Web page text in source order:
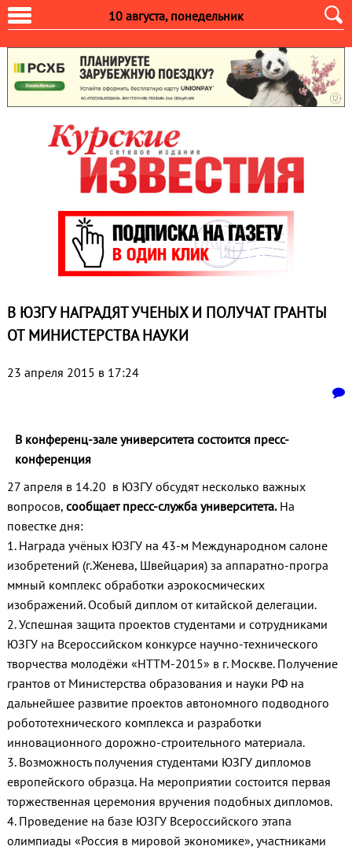
10 августа, понедельник
В ЮЗГУ НАГРАДЯТ УЧЕНЫХ И ПОЛУЧАТ ГРАНТЫ
ОТ МИНИСТЕРСТВА НАУКИ
23 апреля 2015 в 17:24
В конференц-зале университета состоится пресс-
конференция
27 апреля в 14.20 в ЮЗГУ обсудят несколько важных
вопросов, сообщает пресс-служба университета.На
повестке дня:
1. Награда учёных ЮЗГУ на 43-м Международном салоне
изобретений (г.Женева, Швейцария) за аппаратно-програ
ммный комплекс обработки аэрокосмических
изображений. Особый диплом от китайской делегации.
2. Успешная защита проектов студентами и сотрудниками
ЮЗГУ на Всероссийском конкурсе научно-технического
творчества молодёжи «НТТМ-2015» в г. Москве. Получение
грантов от Министерства образования и науки РФ на
дальнейшее развитие проектов автономного подводного
робототехнического комплекса и разработки
инновационного дорожно-строительного материала.
3. Возможность получения студентами ЮЗГУ дипломов
европейского образца. На мероприятии состоится первая
торжественная церемония вручения подобных дипломов.
4. Проведение на базе ЮЗГУ Всероссийского этапа
олимпиады «Россия в мировой экономике», участниками